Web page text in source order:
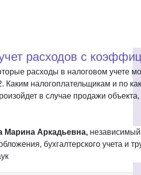
расходов с
расходы в налоговом учете
налогоплательщикам и по
в случае продажи
Марина Аркадьевна, независимый
бухгалтерского учета и